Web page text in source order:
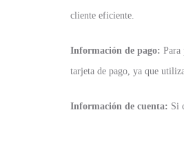
cliente eficiente.
Información de pago: Para
tarjeta de pago, ya que
Información de cuenta: Si